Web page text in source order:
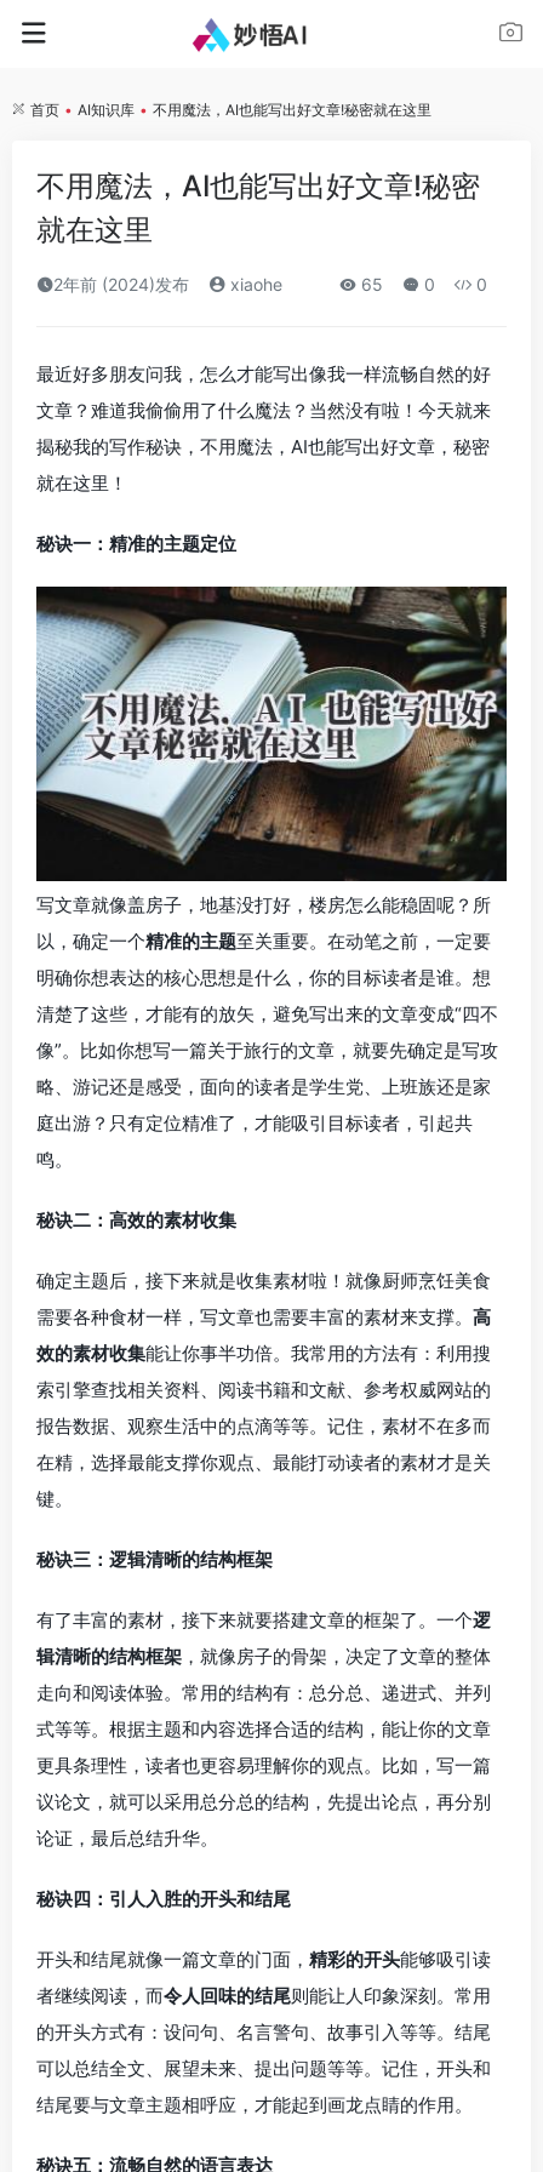
首页 • AI知识库 • 不用魔法，AI也能写出好文章!秘密就在这里
不用魔法，AI也能写出好文章!秘密
就在这里
2年前 (2024)发布 xiaohe 65 0 0
最近好多朋友问我，怎么才能写出像我一样流畅自然的好
文章？难道我偷偷用了什么魔法？当然没有啦！今天就来
揭秘我的写作秘诀，不用魔法，AI也能写出好文章，秘密
就在这里！
秘诀一：精准的主题定位
写文章就像盖房子，地基没打好，楼房怎么能稳固呢？所
以，确定一个精准的主题至关重要。在动笔之前，一定要
明确你想表达的核心思想是什么，你的目标读者是谁。想
清楚了这些，才能有的放矢，避免写出来的文章变成“四不
像”。比如你想写一篇关于旅行的文章，就要先确定是写攻
略、游记还是感受，面向的读者是学生党、上班族还是家
庭出游？只有定位精准了，才能吸引目标读者，引起共
鸣。
秘诀二：高效的素材收集
确定主题后，接下来就是收集素材啦！就像厨师烹饪美食
需要各种食材一样，写文章也需要丰富的素材来支撑。 高
效的素材收集能让你事半功倍。我常用的方法有：利用搜
索引擎查找相关资料、阅读书籍和文献、参考权威网站的
报告数据、观察生活中的点滴等等。记住，素材不在多而
在精，选择最能支撑你观点、最能打动读者的素材才是关
键。
秘诀三：逻辑清晰的结构框架
有了丰富的素材，接下来就要搭建文章的框架了。一个逻
辑清晰的结构框架 ，就像房子的骨架，决定了文章的整体
走向和阅读体验。常用的结构有：总分总、递进式、并列
式等等。根据主题和内容选择合适的结构，能让你的文章
更具条理性，读者也更容易理解你的观点。比如，写一篇
议论文，就可以采用总分总的结构，先提出论点，再分别
论证，最后总结升华。
秘诀四：引人入胜的开头和结尾
开头和结尾就像一篇文章的门面， 精彩的开头能够吸引读
者继续阅读，而令人回味的结尾则能让人印象深刻。常用
的开头方式有：设问句、名言警句、故事引入等等。结尾
可以总结全文、展望未来、提出问题等等。记住，开头和
结尾要与文章主题相呼应，才能起到画龙点睛的作用。
秘诀五：流畅自然的语言表达